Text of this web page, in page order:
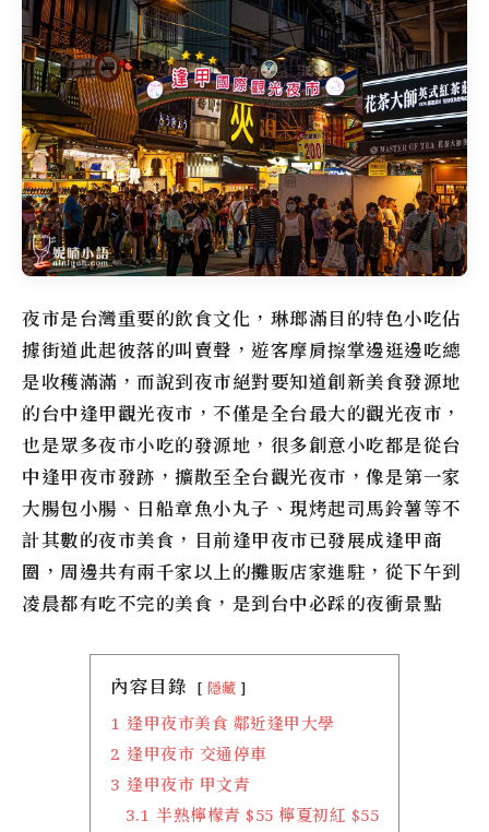
夜市是台灣重要的飲食文化，琳瑯滿目的特色小吃佔
據街道此起彼落的叫賣聲，遊客摩肩擦掌邊逛邊吃總
是收穫滿滿，而說到夜市絕對要知道創新美食發源地
的台中逢甲觀光夜市 ，不僅是全台最大的觀光夜市，
也是眾多夜市小吃的發源地，很多創意小吃都是從台
中逢甲夜市發跡 ，擴散至全台觀光夜市，像是第一家
大腸包小腸、日船章魚小丸子、現烤起司馬鈴薯等不
計其數的夜市美食，目前逢甲夜市已發展成逢甲商
圈，周邊共有兩千家以上的攤販店家進駐，從下午到
凌晨都有吃不完的美食，是到台中必踩的夜衝景點
內容目錄 隱藏
1 逢甲夜市美食 鄰近逢甲大學
2 逢甲夜市 交通停車
3 逢甲夜市 甲文青
3.1 半熟檸檬青 $55 檸夏初紅 $55